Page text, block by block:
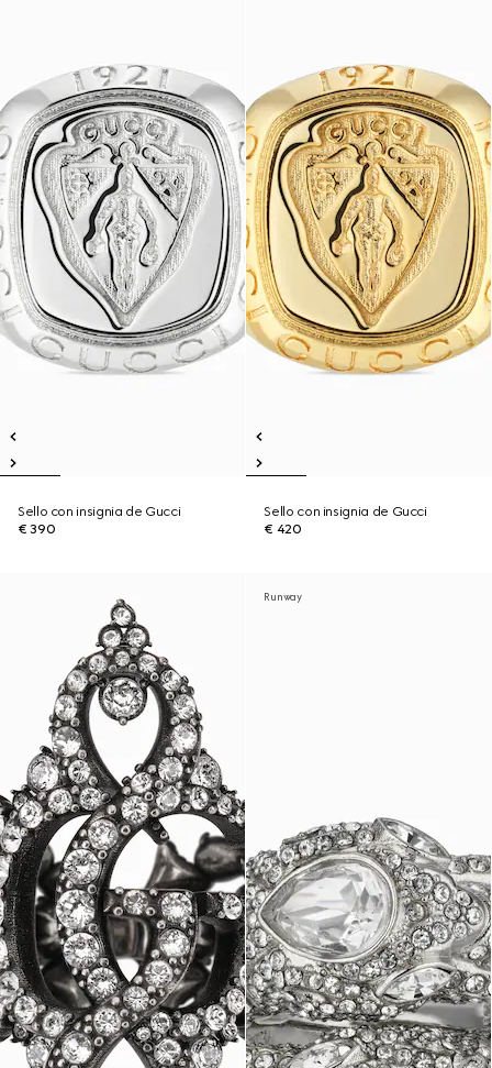
Sello con insignia de Gucci
€ 390
Sello con insignia de Gucci
€ 420
Runway